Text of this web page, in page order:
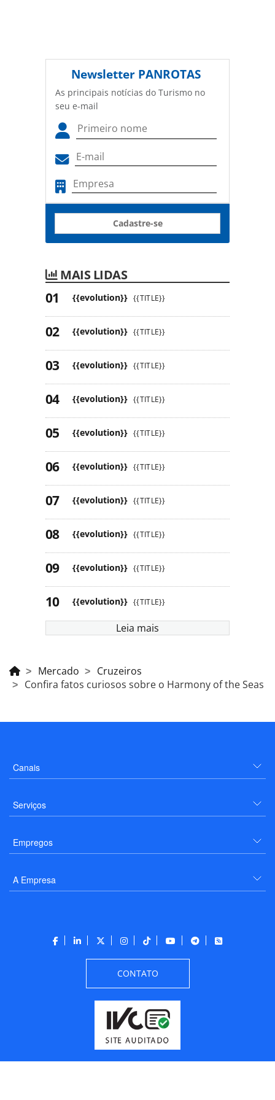
Newsletter PANROTAS
As principais notícias do Turismo no
seu e-mail
Cadastre-se
MAIS LIDAS
{{evolution}} {{TITLE}}
{{evolution}} {{TITLE}}
{{evolution}} {{TITLE}}
{{evolution}} {{TITLE}}
{{evolution}} {{TITLE}}
{{evolution}} {{TITLE}}
{{evolution}} {{TITLE}}
{{evolution}} {{TITLE}}
{{evolution}} {{TITLE}}
{{evolution}} {{TITLE}}
Leia mais
Mercado
Cruzeiros
Confira fatos curiosos sobre o Harmony of the Seas
Canais
Serviços
Empregos
A Empresa
CONTATO